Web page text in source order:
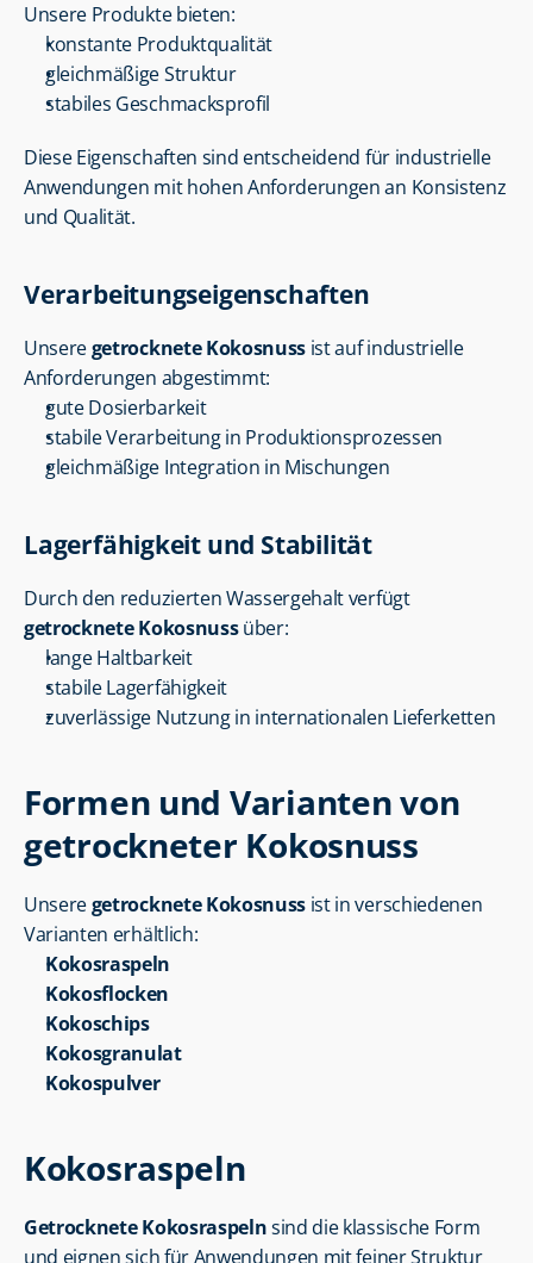
Unsere Produkte bieten:
konstante Produktqualität
gleichmäßige Struktur
stabiles Geschmacksprofil
Diese Eigenschaften sind entscheidend für industrielle
Anwendungen mit hohen Anforderungen an Konsistenz
und Qualität.
Verarbeitungseigenschaften
Unsere getrocknete Kokosnuss ist auf industrielle
Anforderungen abgestimmt:
gute Dosierbarkeit
stabile Verarbeitung in Produktionsprozessen
gleichmäßige Integration in Mischungen
Lagerfähigkeit und Stabilität
Durch den reduzierten Wassergehalt verfügt
getrocknete Kokosnuss über:
lange Haltbarkeit
stabile Lagerfähigkeit
zuverlässige Nutzung in internationalen Lieferketten
Formen und Varianten von
getrockneter Kokosnuss
Unsere getrocknete Kokosnuss ist in verschiedenen
Varianten erhältlich:
Kokosraspeln
Kokosflocken
Kokoschips
Kokosgranulat
Kokospulver
Kokosraspeln
Getrocknete Kokosraspeln sind die klassische Form
und eignen sich für Anwendungen mit feiner Struktur